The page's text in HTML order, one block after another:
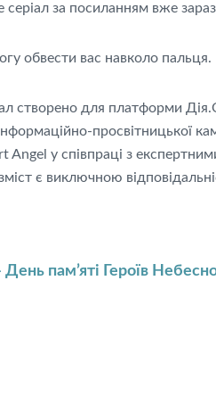
серіал за посиланням вже зараз
обвести вас навколо пальця.
створено для платформи
просвітницької
Angel у співпраці з
є виключною
пам’яті Героїв